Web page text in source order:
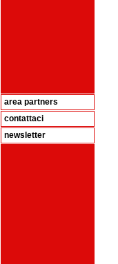
area partners
contattaci
newsletter